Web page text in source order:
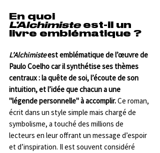
En quoi
L’Alchimiste est-il un
livre emblématique ?
L’Alchimiste est emblématique de l’œuvre de
Paulo Coelho car il synthétise ses thèmes
centraux : la quête de soi, l’écoute de son
intuition, et l’idée que chacun a une
"légende personnelle" à accomplir. Ce roman,
écrit dans un style simple mais chargé de
symbolisme, a touché des millions de
lecteurs en leur offrant un message d’espoir
et d’inspiration. Il est souvent considéré